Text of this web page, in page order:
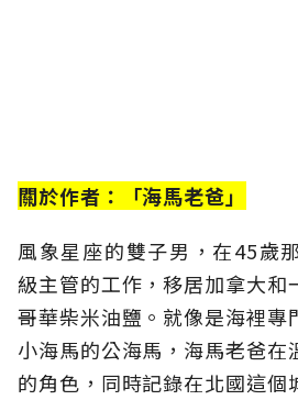
關於作者：「海馬老爸」
風象星座的雙子男，在45歲
級主管的工作，移居加拿大和
哥華柴米油鹽。就像是海裡專
小海馬的公海馬，海馬老爸在
的角色，同時記錄在北國這個